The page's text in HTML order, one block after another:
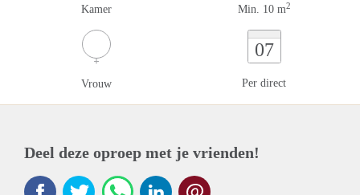
Kamer Min. 10 m2
Vrouw
07
Per direct
Deel deze oproep met je vrienden!